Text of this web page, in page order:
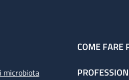
microbiota
COME FARE